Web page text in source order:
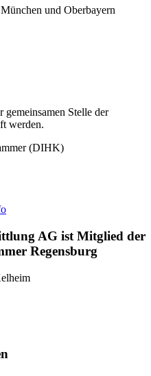
und Oberbayern
Stelle der
werden.
(DIHK)
AG ist Mitglied der
Regensburg